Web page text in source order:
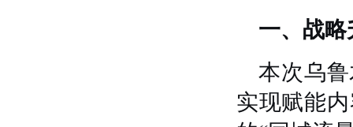
一、战略
本次乌
实现赋能